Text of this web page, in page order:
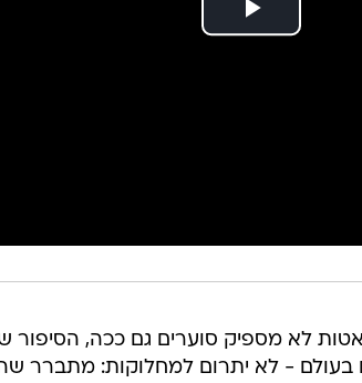
לא מספיק סוערים גם ככה, הסיפור